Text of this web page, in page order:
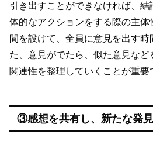
引き出すことができなければ、
体的なアクションをする際の主
間を設けて、全員に意見を出す時
た、意見がでたら、似た意見など
関連性を整理していくことが重要
③感想を共有し、新たな発